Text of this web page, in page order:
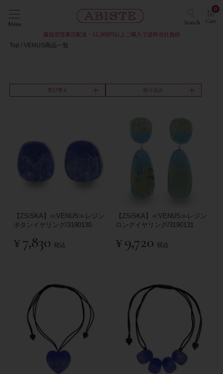
Menu Search Cart
0
最短翌営業日配送・11,000円以上ご購入で送料当社負担
Top VENUS商品一覧
並び替え 絞り込み
【ZSiSKA】≪VENUS≫レジン
ボタンイヤリング/3190130
¥7,830 税込
【ZSiSKA】≪VENUS≫レジン
ロングイヤリング/3190131
¥9,720 税込